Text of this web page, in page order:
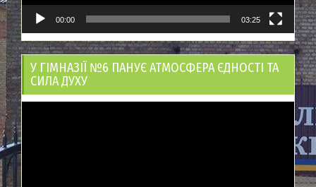
00:00 03:25
У ГІМНАЗІЇ №6 ПАНУЄ АТМОСФЕРА ЄДНОСТІ ТА
СИЛА ДУХУ